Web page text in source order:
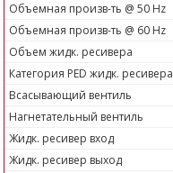
Объемная произв-ть @ 50 Hz
Объемная произв-ть @ 60 Hz
Объем жидк. ресивера
Категория PED жидк. ресивера
Всасывающий вентиль
Нагнетательный вентиль
Жидк. ресивер вход
Жидк. ресивер выход